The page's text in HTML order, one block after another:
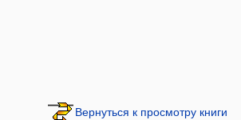
Вернуться к просмотру книги